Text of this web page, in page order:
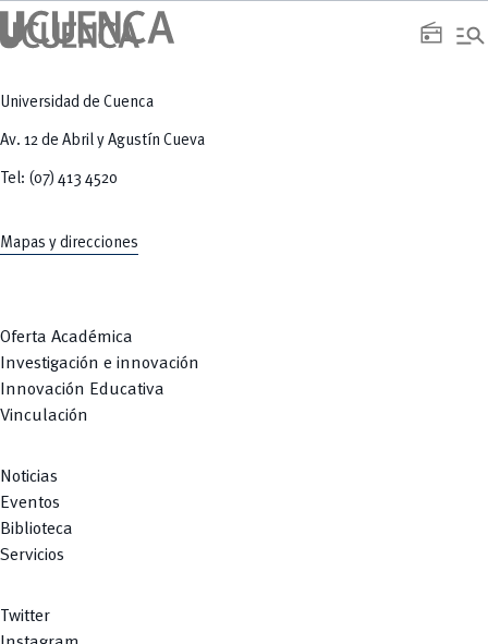
radio manage_search
Universidad de Cuenca
Av. 12 de Abril y Agustín Cueva
Tel: (07) 413 4520
Mapas y direcciones
Oferta Académica
Investigación e innovación
Innovación Educativa
Vinculación
Noticias
Eventos
Biblioteca
Servicios
Twitter